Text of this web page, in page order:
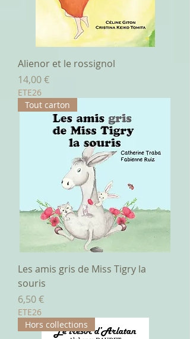
Alienor et le rossignol
Prix
14,00 €
ETE26
Tout carton
Les amis gris de Miss Tigry la
souris
Prix
6,50 €
ETE26
Hors collections